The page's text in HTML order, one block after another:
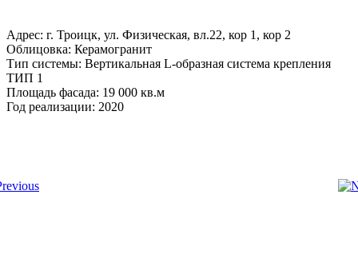
Адрес: г. Троицк, ул. Физическая, вл.22, кор 1, кор 2
Облицовка: Керамогранит
Тип системы: Вертикальная L-образная система крепления
ТИП 1
Площадь фасада: 19 000 кв.м
Год реализации: 2020